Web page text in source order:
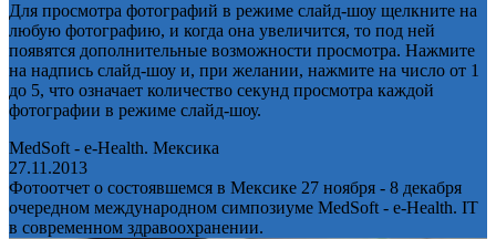
Для просмотра фотографий в режиме слайд-шоу щелкните на
любую фотографию, и когда она увеличится, то под ней
появятся дополнительные возможности просмотра. Нажмите
на надпись слайд-шоу и, при желании, нажмите на число от 1
до 5, что означает количество секунд просмотра каждой
фотографии в режиме слайд-шоу.
MedSoft - e-Health. Мексика
27.11.2013
Фотоотчет о состоявшемся в Мексике 27 ноября - 8 декабря
очередном международном симпозиуме MedSoft - e-Health. IT
в современном здравоохранении.